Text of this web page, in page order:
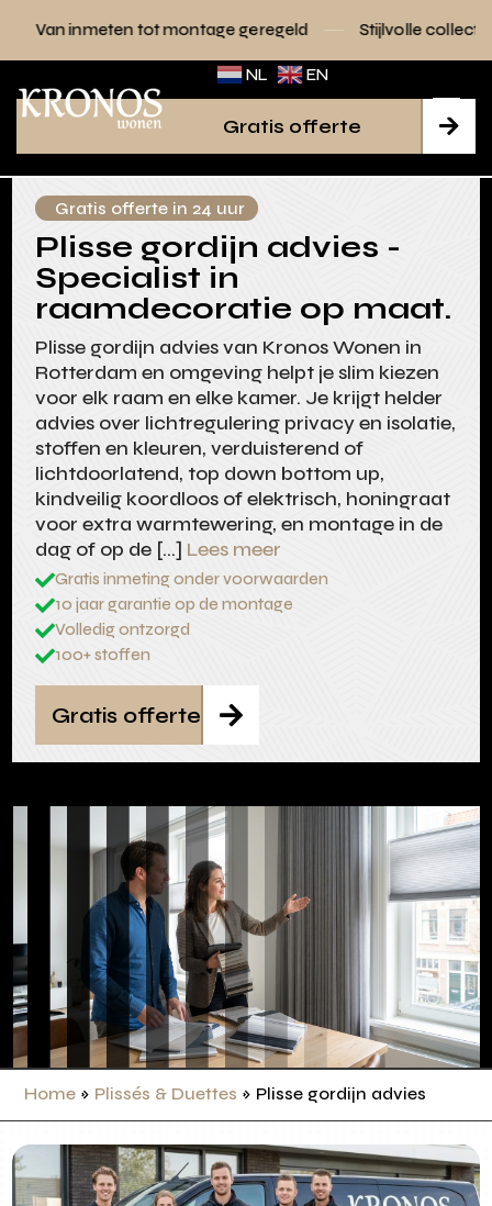
tot montage geregeld Stijlvolle collecties voor elk
NL EN

Gratis offerte
Gratis offerte in 24 uur
Plisse gordijn advies -
Specialist in
raamdecoratie op maat.
Plisse gordijn advies van Kronos Wonen in
Rotterdam en omgeving helpt je slim kiezen
voor elk raam en elke kamer. Je krijgt helder
advies over lichtregulering privacy en isolatie,
stoffen en kleuren, verduisterend of
lichtdoorlatend, top down bottom up,
kindveilig koordloos of elektrisch, honingraat
voor extra warmtewering, en montage in de
dag of op de […] Lees meer
Gratis inmeting onder voorwaarden
10 jaar garantie op de montage
Volledig ontzorgd
100+ stoffen

Gratis offerte
Home » Plissés & Duettes » Plisse gordijn advies